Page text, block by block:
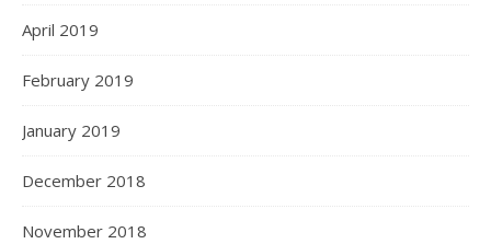
April 2019
February 2019
January 2019
December 2018
November 2018